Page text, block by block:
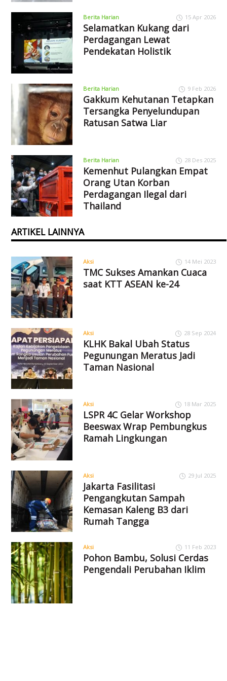
Berita Harian 15 Apr 2026
Selamatkan Kukang dari
Perdagangan Lewat
Pendekatan Holistik
Berita Harian 9 Feb 2026
Gakkum Kehutanan Tetapkan
Tersangka Penyelundupan
Ratusan Satwa Liar
Berita Harian 28 Des 2025
Kemenhut Pulangkan Empat
Orang Utan Korban
Perdagangan Ilegal dari
Thailand
ARTIKEL LAINNYA
Aksi 14 Mei 2023
TMC Sukses Amankan Cuaca
saat KTT ASEAN ke-24
Aksi 28 Sep 2024
KLHK Bakal Ubah Status
Pegunungan Meratus Jadi
Taman Nasional
Aksi 18 Mar 2025
LSPR 4C Gelar Workshop
Beeswax Wrap Pembungkus
Ramah Lingkungan
Aksi 29 Jul 2025
Jakarta Fasilitasi
Pengangkutan Sampah
Kemasan Kaleng B3 dari
Rumah Tangga
Aksi 11 Feb 2023
Pohon Bambu, Solusi Cerdas
Pengendali Perubahan Iklim